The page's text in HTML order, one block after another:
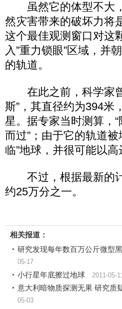
虽然它的体型不大，
然灾害带来的破坏力将
这个最佳观测窗口对这
入”重力锁眼”区域，并
的轨道。
在此之前，科学家曾
斯”，其直径约为394米
星。据专家当时测算，
而过”；由于它的轨道
临”地球，并很可能以
不过，根据最新的计
约25万分之一。
相关报道：
研究发现每年数百万公斤微型
05-17
小行星年底擦过地球
2011-05-
意大利暗物质探测无果 研究质
05-03